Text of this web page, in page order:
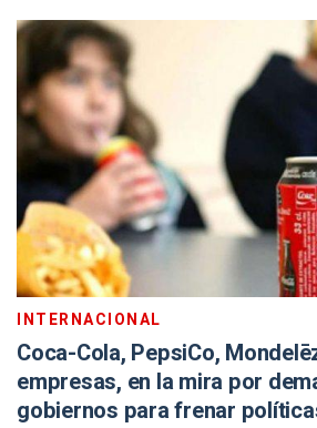
INTERNACIONAL
Coca-Cola, PepsiCo,
empresas, en la mira por
gobiernos para frenar